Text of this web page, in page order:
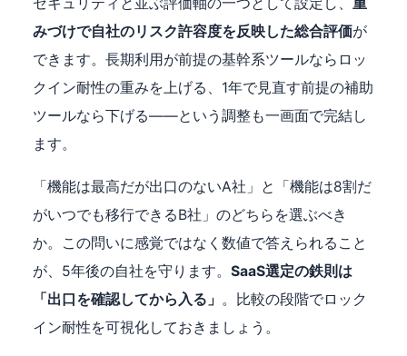
みづけで自社のリスク許容度を反映した総合評価が
できます。長期利用が前提の基幹系ツールならロッ
クイン耐性の重みを上げる、1年で見直す前提の補助
ツールなら下げる——という調整も一画面で完結し
ます。
「機能は最高だが出口のないA社」と「機能は8割だ
がいつでも移行できるB社」のどちらを選ぶべき
か。この問いに感覚ではなく数値で答えられること
が、5年後の自社を守ります。 SaaS選定の鉄則は
「出口を確認してから入る」 。比較の段階でロック
イン耐性を可視化しておきましょう。